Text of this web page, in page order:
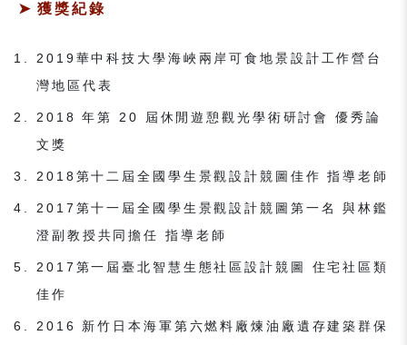
獲獎紀錄
2019華中科技大學海峽兩岸可食地景設計工作營台
灣地區代表
2018 年第 20 屆休閒遊憩觀光學術研討會 優秀論
文獎
2018第十二屆全國學生景觀設計競圖佳作 指導老師
2017第十一屆全國學生景觀設計競圖第一名 與林鑑
澄副教授共同擔任 指導老師
2017第一屆臺北智慧生態社區設計競圖 住宅社區類
佳作
2016 新竹日本海軍第六燃料廠煉油廠遺存建築群保